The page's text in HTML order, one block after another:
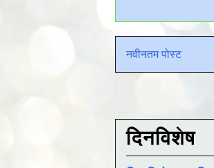
नवीनतम पोस्ट
दिनविशेष